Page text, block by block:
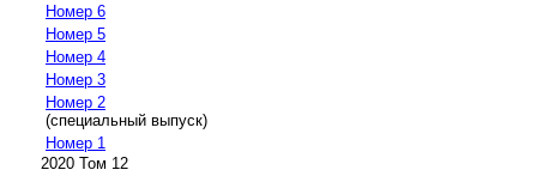
Номер 6
Номер 5
Номер 4
Номер 3
Номер 2
(специальный выпуск)
Номер 1
2020 Том 12